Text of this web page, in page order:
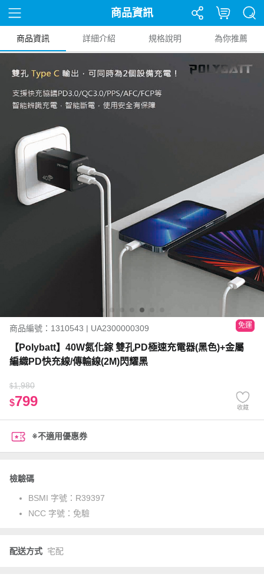
商品資訊
商品資訊 詳細介紹 規格說明 為你推薦
商品編號：1310543 | UA2300000309 免運
【Polybatt】40W氮化鎵 雙孔PD極速充電器(黑色)+金屬
編織PD快充線/傳輸線(2M)閃耀黑
$1,980
$799 收藏
※不適用優惠券
檢驗碼
BSMI 字號： R39397
NCC 字號： 免驗
配送方式 宅配